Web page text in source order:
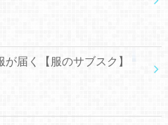
が届く【服のサブスク】